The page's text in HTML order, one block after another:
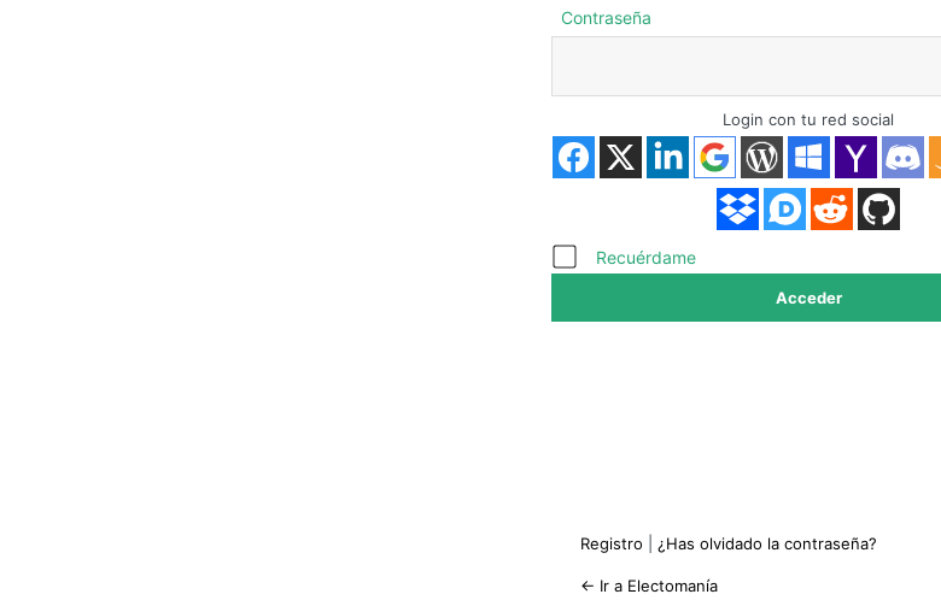
Acceder
Contraseña
Login con tu red social
Recuérdame
Registro ¿Has olvidado la contraseña?
← Ir a Electomanía